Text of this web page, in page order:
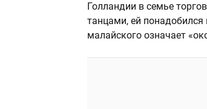
Голландии в семье
танцами, ей
малайского означает